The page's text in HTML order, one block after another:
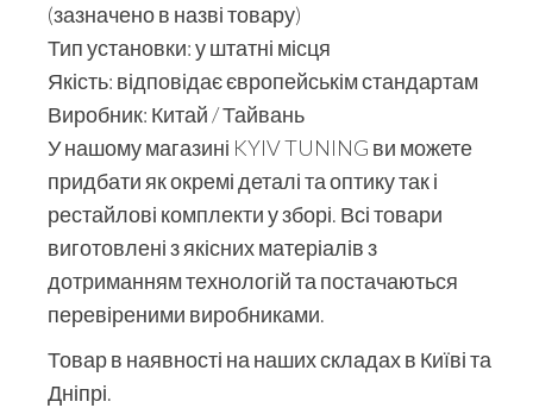
(зазначено в назві товару)
Тип установки: у штатні місця
Якість: відповідає європейськім стандартам
Виробник: Китай / Тайвань
У нашому магазині KYIV TUNING ви можете
придбати як окремі деталі та оптику так і
рестайлові комплекти у зборі. Всі товари
виготовлені з якісних матеріалів з
дотриманням технологій та постачаються
перевіреними виробниками.
Товар в наявності на наших складах в Київі та
Дніпрі.